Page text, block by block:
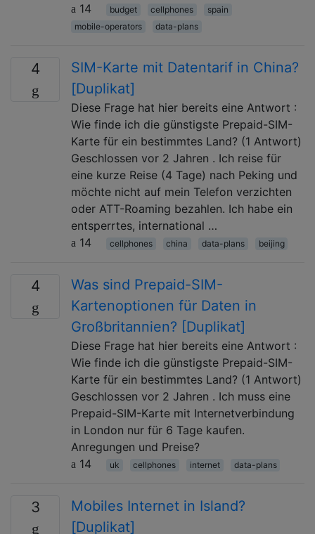
14
budget cellphones
spain
mobile-operators
data-plans
4
SIM-Karte mit Datentarif in China?
[Duplikat]
Diese Frage hat hier bereits eine Antwort :
Wie finde ich die günstigste Prepaid-SIM-
Karte für ein bestimmtes Land? (1 Antwort)
Geschlossen vor 2 Jahren . Ich reise für
eine kurze Reise (4 Tage) nach Peking und
möchte nicht auf mein Telefon verzichten
oder ATT-Roaming bezahlen. Ich habe ein
entsperrtes, international …
14
cellphones china data-plans beijing
4
Was sind Prepaid-SIM-
Kartenoptionen für Daten in
Großbritannien? [Duplikat]
Diese Frage hat hier bereits eine Antwort :
Wie finde ich die günstigste Prepaid-SIM-
Karte für ein bestimmtes Land? (1 Antwort)
Geschlossen vor 2 Jahren . Ich muss eine
Prepaid-SIM-Karte mit Internetverbindung
in London nur für 6 Tage kaufen.
Anregungen und Preise?
14
uk cellphones internet data-plans
3
Mobiles Internet in Island?
[Duplikat]